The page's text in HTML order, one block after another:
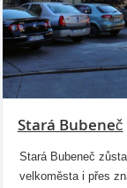
Stará Bubeneč
Stará Bubeneč
velkoměsta i přes